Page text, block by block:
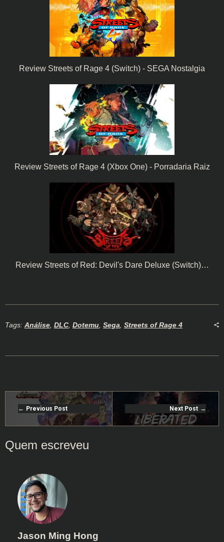
Review Streets of Rage 4 (Switch) - SEGA Nostalgia
Review Streets of Rage 4 (Xbox One) - Porradaria Raiz
Review Streets of Red: Devil's Dare Deluxe (Switch)…
Tags: Análise, DLC, Dotemu, Sega, Streets of Rage 4
Previous Post Next Post
Jason Ming Hong